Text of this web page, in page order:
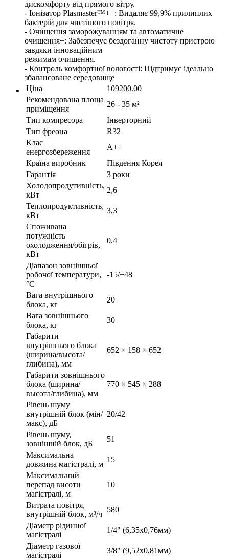
дискомфорту від прямого вітру.
- Іонізатор Plasmaster™++: Видаляє 99,9% прилиплих
бактерій для чистішого повітря.
- Очищення заморожуванням та автоматичне
очищення+: Забезпечує бездоганну чистоту пристрою
завдяки інноваційним
режимам очищення.
- Контроль комфортної вологості: Підтримує ідеально
збалансоване середовище
Ціна
109200.00
Рекомендована площа
приміщення
26 - 35 м²
Тип компресора
Інверторний
Тип фреона
R32
Клас
енергозбереження
A++
Країна виробник
Південня Корея
Гарантія
3 роки
Холодопродутивність,
кВт
2,6
Теплопродуктивність,
кВт
3,3
Споживана
потужність
охолодження/обігрів,
кВт
0.4
Діапазон зовнішньої
робочої температури,
°С
-15/+48
Вага внутрішнього
блока, кг
20
Вага зовнішнього
блока, кг
30
Габарити
внутрішнього блока
(ширина/высота/
глибина), мм
652 × 158 × 652
Габарити зовнішнього
блока (ширина/
высота/глибина), мм
770 × 545 × 288
Рівень шуму
внутрішній блок (мін/
макс), дБ
20/42
Рівень шуму,
зовнішній блок, дБ
51
Максимальна
довжина магістралі, м
15
Максимальний
перепад висоти
магістралі, м
10
Витрата повітря,
внутрішній блок, м³/ч
580
Діаметр рідинної
магістралі
1/4" (6,35х0,76мм)
Діаметр газової
магістралі
3/8" (9,52х0,81мм)